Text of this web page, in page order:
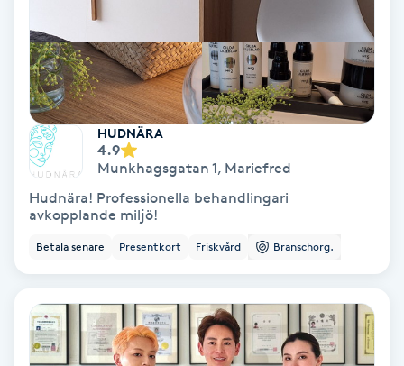
Lashlift Keratin
LED-ljusterapi
Liktornar
LPG
LPG-behandling
Luggklippning
HUDNÄRA
4.9
Munkhagsgatan 1, Mariefred
Hudnära! Professionella behandlingari
avkopplande miljö!
Betala senare Presentkort Friskvård Branschorg.